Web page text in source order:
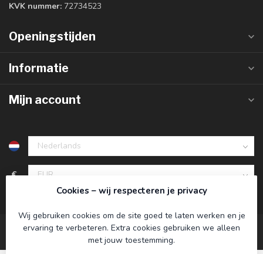
KVK nummer: 72734523
Openingstijden
Informatie
Mijn account
€
Cookies – wij respecteren je privacy
Wij gebruiken cookies om de site goed te laten werken en je
ervaring te verbeteren. Extra cookies gebruiken we alleen
met jouw toestemming.